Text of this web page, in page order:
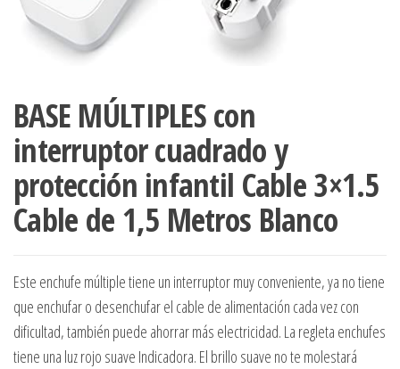
BASE MÚLTIPLES con
interruptor cuadrado y
protección infantil Cable 3×1.5
Cable de 1,5 Metros Blanco
Este enchufe múltiple tiene un interruptor muy conveniente, ya no tiene
que enchufar o desenchufar el cable de alimentación cada vez con
dificultad, también puede ahorrar más electricidad. La regleta enchufes
tiene una luz rojo suave Indicadora. El brillo suave no te molestará